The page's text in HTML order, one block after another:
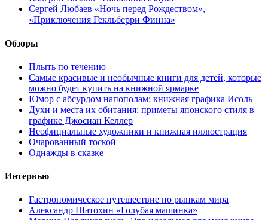
Сергей Любаев «Ночь перед Рождеством»,
«Приключения Гекльберри Финна»
Обзоры
Плыть по течению
Самые красивые и необычные книги для детей, которые
можно будет купить на книжной ярмарке
Юмор с абсурдом напополам: книжная графика Исоль
Духи и места их обитания: приметы японского стиля в
графике Джосиан Келлер
Неофициальные художники и книжная иллюстрация
Очарованный тоской
Однажды в сказке
Интервью
Гастрономическое путешествие по рынкам мира
Александр Шатохин «Голубая машинка»